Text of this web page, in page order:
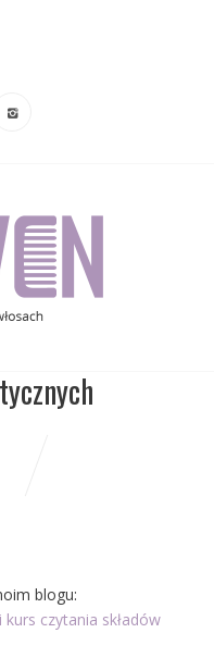
blogu:
czytania składów